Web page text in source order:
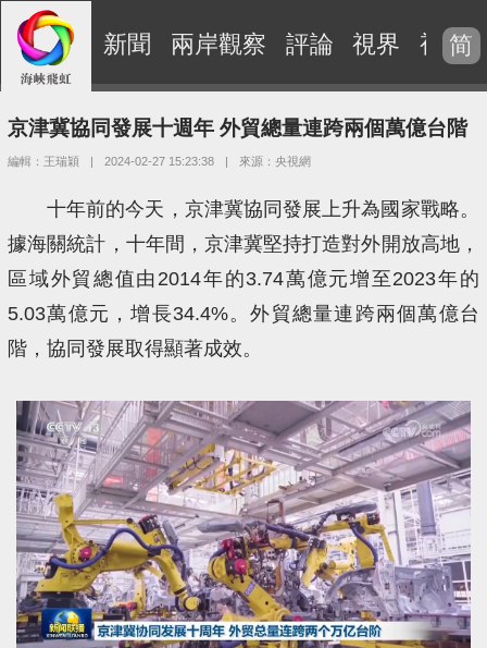
新聞 兩岸觀察 評論 視界 視頻
简
京津冀協同發展十週年 外貿總量連跨兩個萬億台階
編輯：王瑞穎 | 2024-02-27 15:23:38 | 來源：央視網
十年前的今天，京津冀協同發展上升為國家戰略。
據海關統計，十年間，京津冀堅持打造對外開放高地，
區域外貿總值由2014年的3.74萬億元增至2023年的
5.03萬億元，增長34.4%。外貿總量連跨兩個萬億台
階，協同發展取得顯著成效。